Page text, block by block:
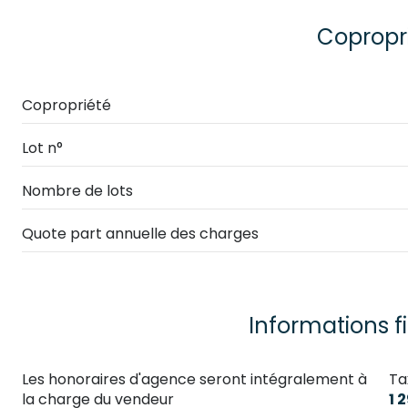
chambre
cellier
accueil
garage
Copropriété
Lot n°
Nombre de lots
Quote part annuelle des charges
Informations
Les honoraires d'agence seront intégralement à
la charge du vendeur
1